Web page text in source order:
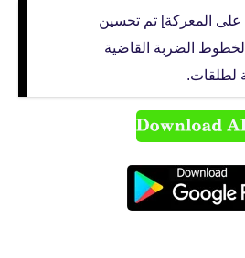
المعركة] تم تحسين
لخطوط الضربة القاضية
لطلقات.